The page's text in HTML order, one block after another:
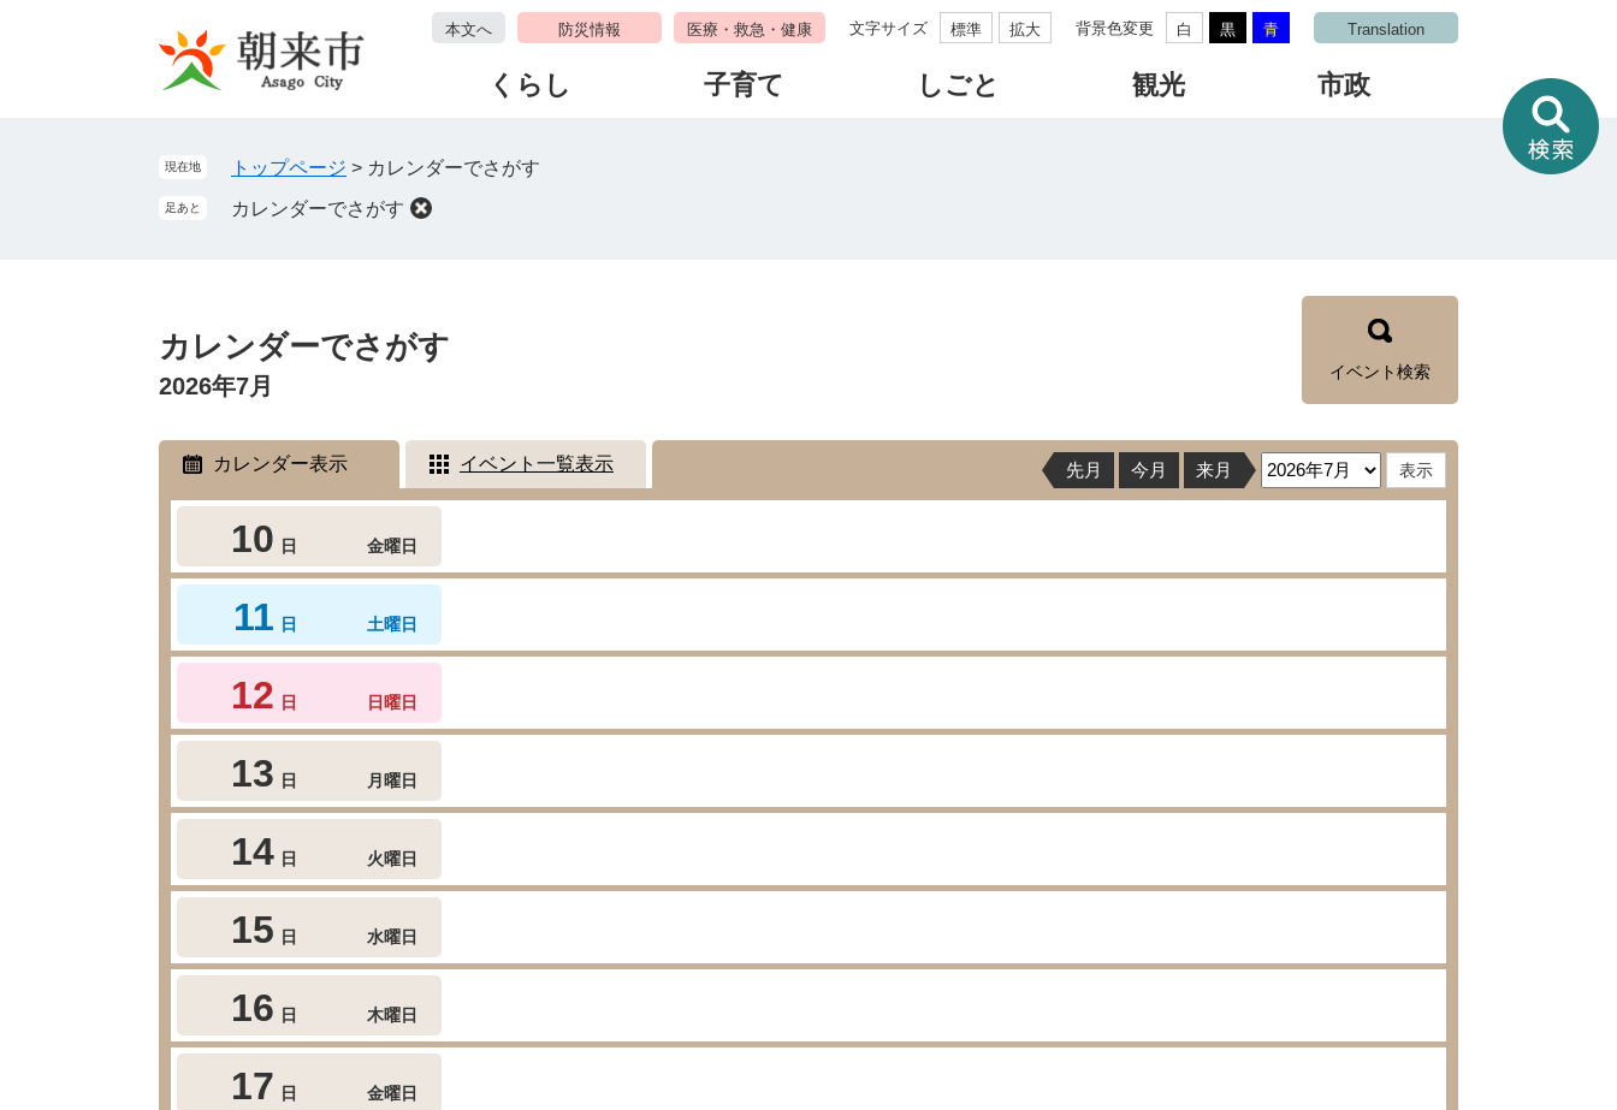
本文へ 防災情報 医療・救急・健康 文字サイズ 標準 拡大 背景色変更 白 黒 青 Translation
くらし 子育て しごと 観光 市政
情
報
を
現在地 トップページ > カレンダーでさがす
足あと カレンダーでさがす
文
カレンダーでさがす
イベント検索
2026年7月
カレンダー表示 イベント一覧表示 先月 今月 来月
10 日 金曜日
11 日 土曜日
12 日 日曜日
13 日 月曜日
14 日 火曜日
15 日 水曜日
16 日 木曜日
17 日 金曜日